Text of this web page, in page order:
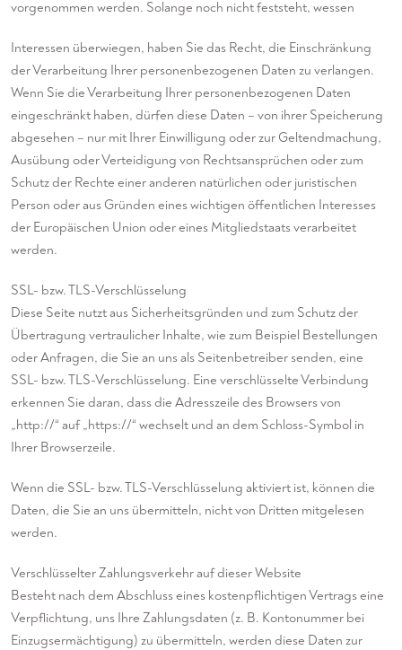
vorgenommen werden. Solange noch nicht feststeht, wessen
Interessen überwiegen, haben Sie das Recht, die Einschränkung
der Verarbeitung Ihrer personenbezogenen Daten zu verlangen.
Wenn Sie die Verarbeitung Ihrer personenbezogenen Daten
eingeschränkt haben, dürfen diese Daten – von ihrer Speicherung
abgesehen – nur mit Ihrer Einwilligung oder zur Geltendmachung,
Ausübung oder Verteidigung von Rechtsansprüchen oder zum
Schutz der Rechte einer anderen natürlichen oder juristischen
Person oder aus Gründen eines wichtigen öffentlichen Interesses
der Europäischen Union oder eines Mitgliedstaats verarbeitet
werden.
SSL- bzw. TLS-Verschlüsselung
Diese Seite nutzt aus Sicherheitsgründen und zum Schutz der
Übertragung vertraulicher Inhalte, wie zum Beispiel Bestellungen
oder Anfragen, die Sie an uns als Seitenbetreiber senden, eine
SSL- bzw. TLS-Verschlüsselung. Eine verschlüsselte Verbindung
erkennen Sie daran, dass die Adresszeile des Browsers von
„http://“ auf „https://“ wechselt und an dem Schloss-Symbol in
Ihrer Browserzeile.
Wenn die SSL- bzw. TLS-Verschlüsselung aktiviert ist, können die
Daten, die Sie an uns übermitteln, nicht von Dritten mitgelesen
werden.
Verschlüsselter Zahlungsverkehr auf dieser Website
Besteht nach dem Abschluss eines kostenpflichtigen Vertrags eine
Verpflichtung, uns Ihre Zahlungsdaten (z. B. Kontonummer bei
Einzugsermächtigung) zu übermitteln, werden diese Daten zur